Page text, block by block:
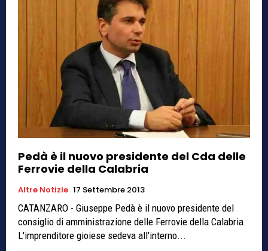
Pedà è il nuovo presidente del Cda delle
Ferrovie della Calabria
Altre Notizie 17 Settembre 2013
CATANZARO - Giuseppe Pedà è il nuovo presidente del
consiglio di amministrazione delle Ferrovie della Calabria.
L'imprenditore gioiese sedeva all'interno...